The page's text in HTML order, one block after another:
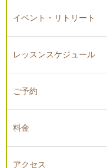
イベント・リトリート
レッスンスケジュール
ご予約
料金
アクセス